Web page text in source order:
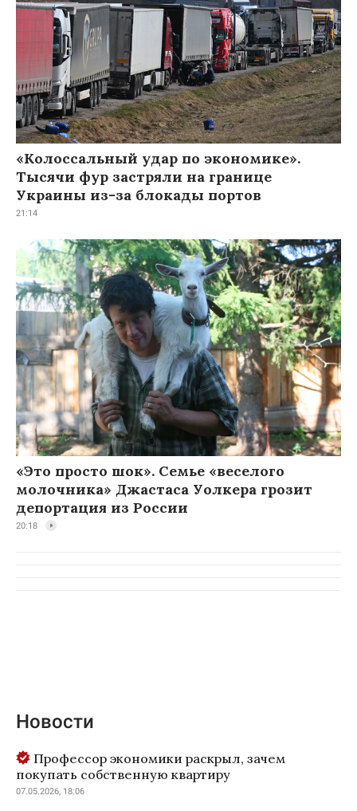
«Колоссальный удар по экономике».
Тысячи фур застряли на границе
Украины из-за блокады портов
21:14
«Это просто шок». Семье «веселого
молочника» Джастаса Уолкера грозит
депортация из России
20:18
Новости
Профессор экономики раскрыл, зачем
покупать собственную квартиру
07.05.2026, 18:06